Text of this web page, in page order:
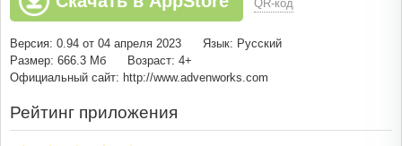
QR-код
Версия: 0.94 от 04 апреля 2023
Язык: Русский
Размер: 666.3 Мб
Возраст: 4+
Официальный сайт: http://www.advenworks.com
Рейтинг приложения